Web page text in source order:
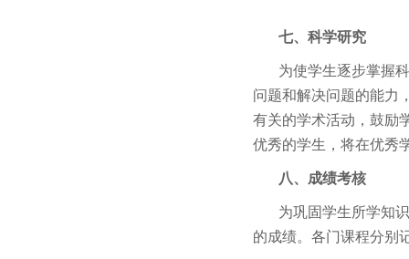
七、科学研究
为使学生逐步掌握
问题和解决问题的能力
有关的学术活动，鼓励
优秀的学生，将在优秀
八、成绩考核
为巩固学生所学知
的成绩。各门课程分别